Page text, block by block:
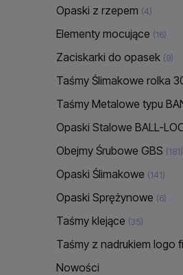
Opaski z rzepem (4)
Elementy mocujące (16)
Zaciskarki do opasek (9)
Taśmy Ślimakowe rolka
Taśmy Metalowe typu
Opaski Stalowe BALL-
Obejmy Śrubowe GBS (181)
Opaski Ślimakowe (141)
Opaski Sprężynowe (6)
Taśmy klejące (35)
Taśmy z nadrukiem logo
Nowości